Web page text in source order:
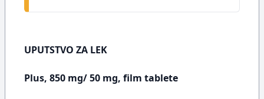
UPUTSTVO ZA LEK
Plus, 850 mg/ 50 mg, film tablete